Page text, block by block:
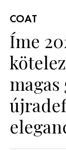
SZÉPSÉG
PSZICHÉ
ÉLETMÓD
COAT
Íme